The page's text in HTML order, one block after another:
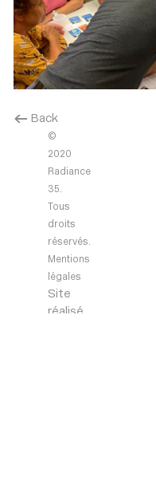
< Back
©
2020
Radiance
35.
Tous
droits
réservés.
Mentions
légales
Site
réalisé